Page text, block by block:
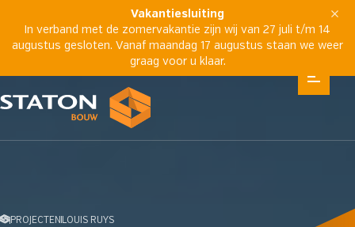
Vakantiesluiting
In verband met de zomervakantie zijn wij van 27 juli t/m 14
augustus gesloten. Vanaf maandag 17 augustus staan we weer
graag voor u klaar.
PROJECTEN LOUIS RUYS